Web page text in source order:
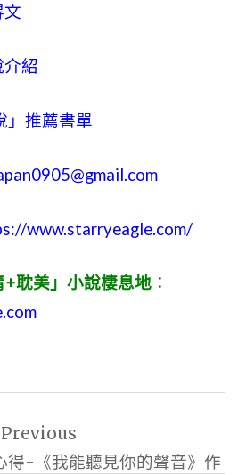
文
介紹
」推薦書單
www.starryeagle.com/
耽美」小說棲息地 ：
Previous
得-《我能聽見你的聲音》作